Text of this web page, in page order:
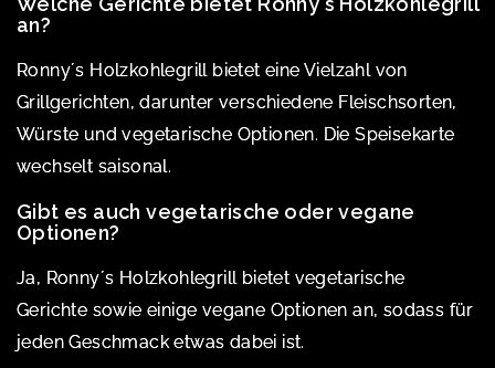
an?
Ronny´s Holzkohlegrill bietet eine Vielzahl von
Grillgerichten, darunter verschiedene Fleischsorten,
Würste und vegetarische Optionen. Die Speisekarte
wechselt saisonal.
Gibt es auch vegetarische oder vegane
Optionen?
Ja, Ronny´s Holzkohlegrill bietet vegetarische
Gerichte sowie einige vegane Optionen an, sodass für
jeden Geschmack etwas dabei ist.